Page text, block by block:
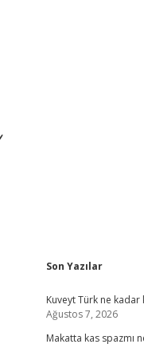
Sidebar
Son Yazılar
Kuveyt Türk ne kadar
Ağustos 7, 2026
Makatta kas spazmı